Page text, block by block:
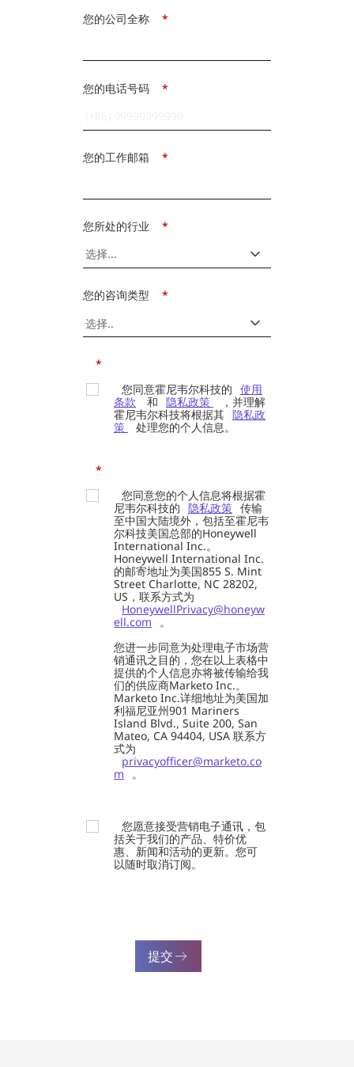
*
您的公司全称
*
您的电话号码
*
您的工作邮箱
*
您所处的行业
*
您的咨询类型
*
您同意霍尼韦尔科技的 使用
条款
和 隐私政策
，并理解
霍尼韦尔科技将根据其 隐私政
策
处理您的个人信息。
*
您同意您的个人信息将根据霍
尼韦尔科技的 隐私政策 传输
至中国大陆境外，包括至霍尼韦
尔科技美国总部的Honeywell
International Inc.。
Honeywell International Inc.
的邮寄地址为美国855 S. Mint
Street Charlotte, NC 28202,
US，联系方式为
HoneywellPrivacy@honeyw
ell.com
。
您进一步同意为处理电子市场营
销通讯之目的，您在以上表格中
提供的个人信息亦将被传输给我
们的供应商Marketo Inc.。
Marketo Inc.详细地址为美国加
利福尼亚州901 Mariners
Island Blvd., Suite 200, San
Mateo, CA 94404, USA 联系方
式为
privacyofficer@marketo.co
m 。
您愿意接受营销电子通讯，包
括关于我们的产品、特价优
惠、新闻和活动的更新。您可
以随时取消订阅。
提交